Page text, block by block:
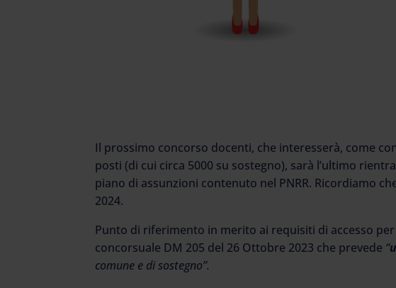
Il prossimo concorso docenti, che interesserà, come
posti (di cui circa 5000 su sostegno), sarà l’ultimo
piano di assunzioni contenuto nel PNRR. Ricordiamo
2024.
Punto di riferimento in merito ai requisiti di accesso
concorsuale DM 205 del 26 Ottobre 2023 che prevede “
comune e di sostegno”.